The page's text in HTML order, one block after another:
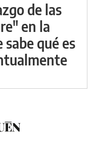
de las
en la
qué es